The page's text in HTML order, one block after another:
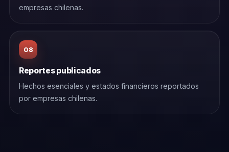
empresas chilenas.
08
Reportes publicados
Hechos esenciales y estados financieros reportados
por empresas chilenas.